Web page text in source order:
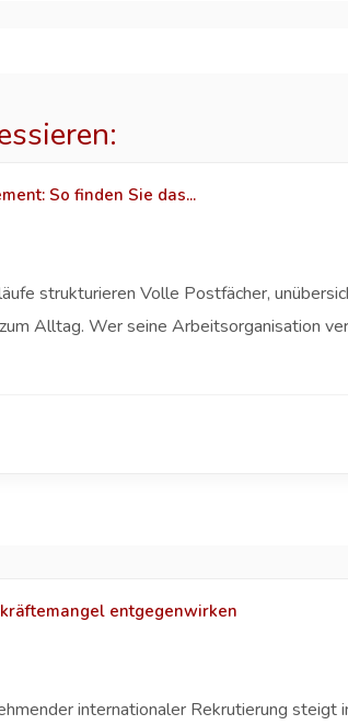
So finden Sie das...
strukturieren Volle Postfächer,
Alltag. Wer seine Arbeitsorganisation
entgegenwirken
internationaler Rekrutierung steigt